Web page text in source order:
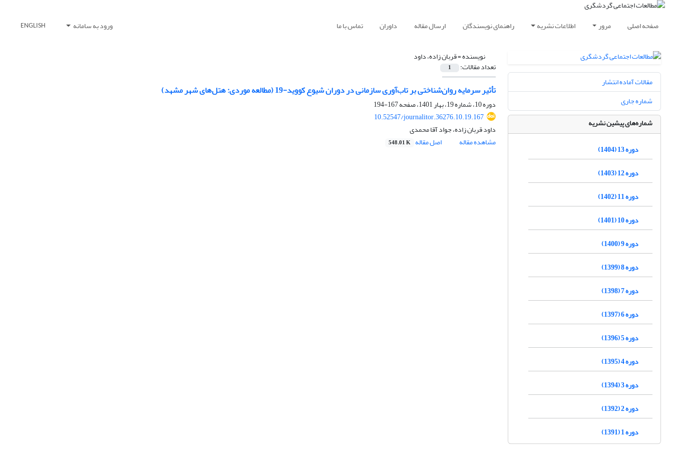
صفحه اصلی مرور اطلاعات نشریه راهنمای نویسندگان ارسال مقاله داوران تماس با ما ورود به سامانه ENGLISH
نویسنده =قربان زاده، داود
تعداد مقالات: 1
تأثیر سرمایه روان‌شناختی بر تاب‌آوری سازمانی در دوران شیوع کووید-19 (مطالعه موردی: هتل‌های شهر مشهد)
دوره 10، شماره 19، بهار 1401، صفحه
167-194
10.52547/journalitor.36276.10.19.167
داود قربان زاده، جواد آقا محمدی
مشاهده مقاله
اصل مقاله 548.01 K
مقالات آماده انتشار
شماره جاری
شماره‌های پیشین نشریه
دوره 13 (1404)
دوره 12 (1403)
دوره 11 (1402)
دوره 10 (1401)
دوره 9 (1400)
دوره 8 (1399)
دوره 7 (1398)
دوره 6 (1397)
دوره 5 (1396)
دوره 4 (1395)
دوره 3 (1394)
دوره 2 (1392)
دوره 1 (1391)